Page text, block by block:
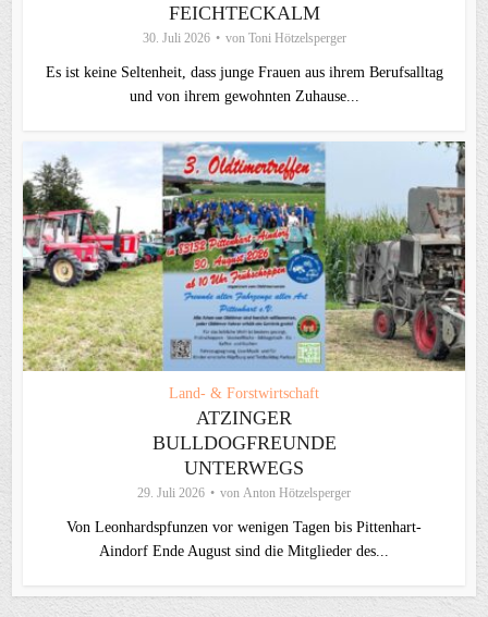
FEICHTECKALM
30. Juli 2026 von Toni Hötzelsperger
Es ist keine Seltenheit, dass junge Frauen aus ihrem Berufsalltag
und von ihrem gewohnten Zuhause...
Land- & Forstwirtschaft
ATZINGER
BULLDOGFREUNDE
UNTERWEGS
29. Juli 2026 von Anton Hötzelsperger
Von Leonhardspfunzen vor wenigen Tagen bis Pittenhart-
Aindorf Ende August sind die Mitglieder des...